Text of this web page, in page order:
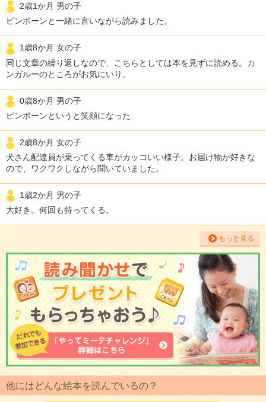
2歳1か月 男の子
ピンポーンと一緒に言いながら読みました。
1歳8か月 女の子
同じ文章の繰り返しなので、こちらとしては本を見ずに読める。カ
ンガルーのところがお気にいり。
0歳8か月 男の子
ピンポーンというと笑顔になった
2歳8か月 女の子
犬さん配達員が乗ってくる車がカッコいい様子。お届け物が好きな
ので、ワクワクしながら聞いていました。
1歳2か月 男の子
大好き。何回も持ってくる。
もっと見る
他にはどんな絵本を読んでいるの？